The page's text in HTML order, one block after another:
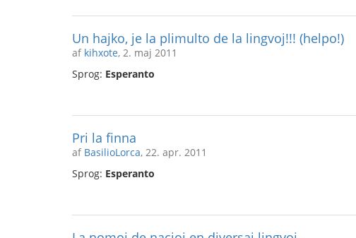
Un hajko, je la plimulto de la lingvoj!!! (helpo!)
af kihxote, 2. maj 2011
Sprog: Esperanto
Pri la finna
af BasilioLorca, 22. apr. 2011
Sprog: Esperanto